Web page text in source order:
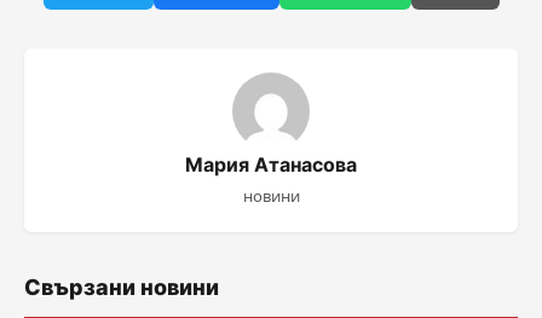
Мария Атанасова
новини
Свързани новини